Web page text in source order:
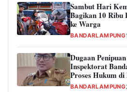
Sambut Hari
Bagikan 10 Ribu
ke Warga
BANDARLAMPUNG
Dugaan
Inspektorat
Proses Hukum di
BANDARLAMPUNG